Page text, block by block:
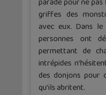
griffes des
avec eux. Dans
personnes ont
permettant de
intrépides
des donjons pour
qu’ils abritent.